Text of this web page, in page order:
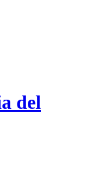
del